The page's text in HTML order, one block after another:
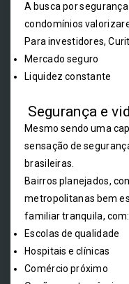
A busca por
condomínios
Para investidores,
Mercado seguro
Liquidez constante
Segurança e
Mesmo sendo uma
sensação de
brasileiras.
Bairros planejados,
metropolitanas bem
familiar tranquila, com:
Escolas de qualidade
Hospitais e clínicas
Comércio próximo